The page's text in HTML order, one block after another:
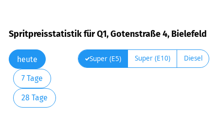
Spritpreisstatistik für Q1, Gotenstraße 4, Bielefeld
heute
7 Tage
28 Tage
Super (E5) Super (E10) Diesel